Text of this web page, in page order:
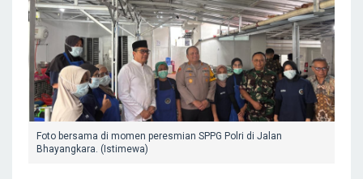
Foto bersama di momen peresmian SPPG Polri di Jalan
Bhayangkara. (Istimewa)